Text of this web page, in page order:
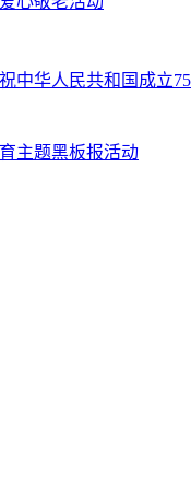
中华人民共和国成立
主题黑板报活动